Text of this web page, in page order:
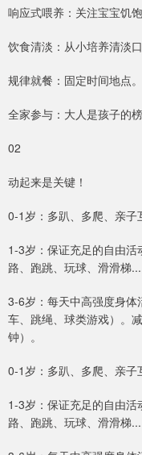
响应式喂养：关注宝宝饥
饮食清淡：从小培养清淡口
规律就餐：固定时间地点。
全家参与：大人是孩子的榜
02
动起来是关键！
0-1岁：多趴、多爬、亲子
1-3岁：保证充足的自由
路、跑跳、玩球、滑滑梯
3-6岁：每天中高强度身
车、跳绳、球类游戏）。
钟）。
0-1岁：多趴、多爬、亲子
1-3岁：保证充足的自由
路、跑跳、玩球、滑滑梯